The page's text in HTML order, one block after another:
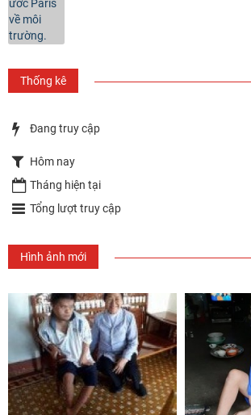
Thống kê
Đang truy cập
Hôm nay
Tháng hiện tại
Tổng lượt truy cập
Hình ảnh mới